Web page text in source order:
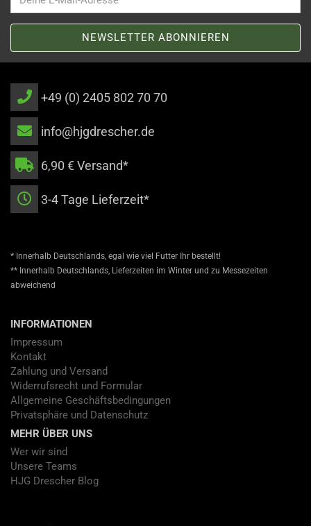
+49 (0) 2405 802 70 70
info@hjgdrescher.de
6,90 € Versand*
3-4 Tage Lieferzeit*
* Innerhalb Deutschlands, egal wie viel Futter Ihr bestellt!
** Innerhalb Deutschlands, Lieferzeiten im Winter und zu Messezeiten
abweichend
INFORMATIONEN
Impressum
Kontakt
Zahlung und Versand
Widerrufsrecht und Formular
Allgemeine Geschäftsbedingungen
Privatsphäre und Datenschutz
MEHR ÜBER UNS
Wer wir sind
Unsere Teams
HJG Drescher Blog